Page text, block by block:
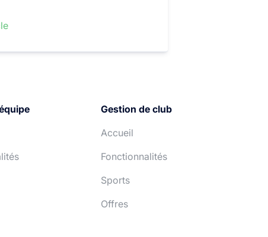
Gestion de club
Accueil
Fonctionnalités
Sports
Offres